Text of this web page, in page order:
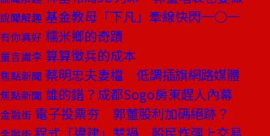
說聞解趣 基金教母「下凡」牽線快閃一○一
有你真好 糯米鄉的奇蹟
童言識李 算算徵兵的成本
焦點新聞 蔡明忠夫妻檔 低調插旗網路媒體
焦點新聞 誰的錯？成都Sogo房東趕人內幕
金融街 電子投票夯 郭董股利加碼絕跡？